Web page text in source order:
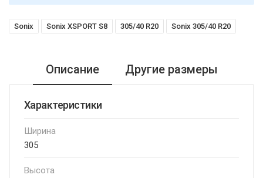
Sonix Sonix XSPORT S8 305/40 R20 Sonix 305/40 R20
Описание Другие размеры
Характеристики
Ширина
305
Высота